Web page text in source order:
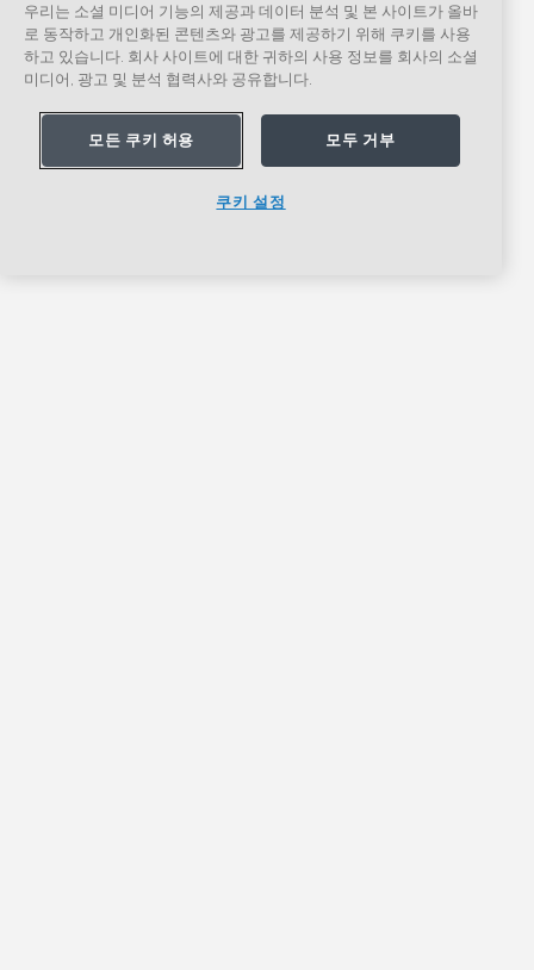
우리는 소셜 미디어 기능의 제공과 데이터 분석 및 본 사이트가 올바
로 동작하고 개인화된 콘텐츠와 광고를 제공하기 위해 쿠키를 사용
하고 있습니다. 회사 사이트에 대한 귀하의 사용 정보를 회사의 소셜
미디어, 광고 및 분석 협력사와 공유합니다.
모든 쿠키 허용 모두 거부
쿠키 설정